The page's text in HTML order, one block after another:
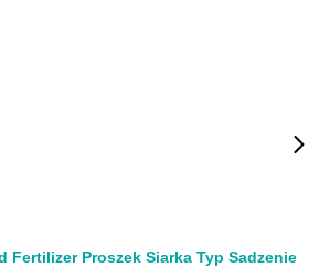
Fertilizer Proszek Siarka Typ Sadzenie